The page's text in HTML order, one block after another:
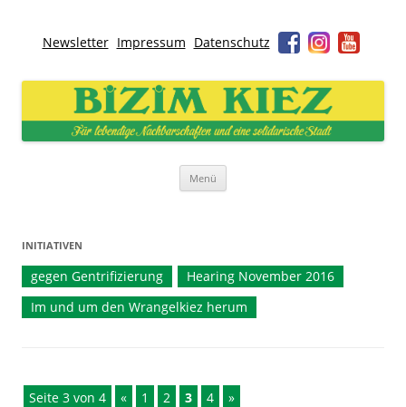
Newsletter Impressum Datenschutz
Bizim Kiez – Unser Kiez
Für lebendige Nachbarschaften und eine solidarische Stadt
Menü
INITIATIVEN
gegen Gentrifizierung
Hearing November 2016
Im und um den Wrangelkiez herum
Seite 3 von 4 « 1 2 3 4 »